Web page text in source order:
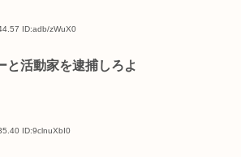
ID:adb/zWuX0
と活動家を逮捕しろよ
ID:9clnuXbI0